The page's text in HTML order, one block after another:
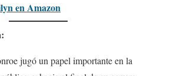
en Amazon
jugó un papel importante en la